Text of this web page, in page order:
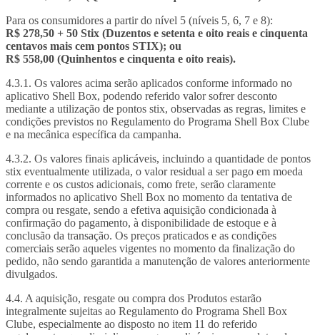
Para os consumidores a partir do nível 5 (níveis 5, 6, 7 e 8):
R$ 278,50 + 50 Stix (Duzentos e setenta e oito reais e cinquenta
centavos mais cem pontos STIX); ou
R$ 558,00 (Quinhentos e cinquenta e oito reais).
4.3.1. Os valores acima serão aplicados conforme informado no
aplicativo Shell Box, podendo referido valor sofrer desconto
mediante a utilização de pontos stix, observadas as regras, limites e
condições previstos no Regulamento do Programa Shell Box Clube
e na mecânica específica da campanha.
4.3.2. Os valores finais aplicáveis, incluindo a quantidade de pontos
stix eventualmente utilizada, o valor residual a ser pago em moeda
corrente e os custos adicionais, como frete, serão claramente
informados no aplicativo Shell Box no momento da tentativa de
compra ou resgate, sendo a efetiva aquisição condicionada à
confirmação do pagamento, à disponibilidade de estoque e à
conclusão da transação. Os preços praticados e as condições
comerciais serão aqueles vigentes no momento da finalização do
pedido, não sendo garantida a manutenção de valores anteriormente
divulgados.
4.4. A aquisição, resgate ou compra dos Produtos estarão
integralmente sujeitas ao Regulamento do Programa Shell Box
Clube, especialmente ao disposto no item 11 do referido